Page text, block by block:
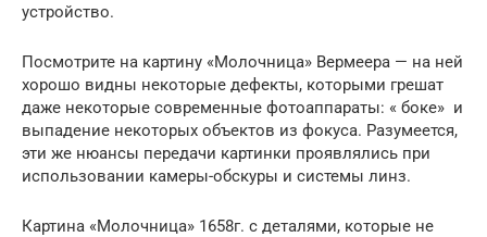
устройство.
Посмотрите на картину «Молочница» Вермеера — на ней
хорошо видны некоторые дефекты, которыми грешат
даже некоторые современные фотоаппараты: « боке» и
выпадение некоторых объектов из фокуса. Разумеется,
эти же нюансы передачи картинки проявлялись при
использовании камеры-обскуры и системы линз.
Картина «Молочница» 1658г. с деталями, которые не